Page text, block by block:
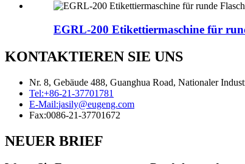
EGRL-200 Etikettiermaschine für
KONTAKTIEREN SIE UNS
Nr. 8, Gebäude 488, Guanghua Road, Nationaler
Tel:+86-21-37701781
E-Mail:jasily@eugeng.com
Fax:0086-21-37701672
NEUER BRIEF